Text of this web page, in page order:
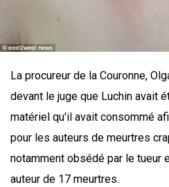
La procureur de la Couronne,
devant le juge que Luchin avait
matériel qu'il avait consommé
pour les auteurs de meurtres
notamment obsédé par le tueur
auteur de 17 meurtres.